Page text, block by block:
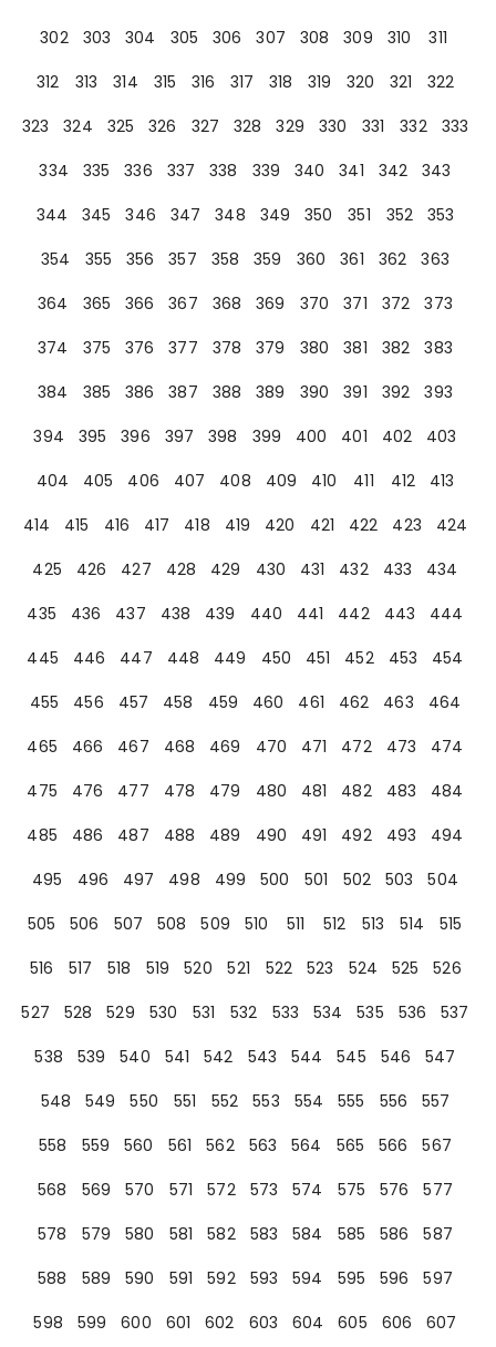
302
303 304 305 306 307 308 309 310
311
312
313 314 315 316 317 318 319 320 321
322
323
324 325 326 327 328 329 330 331 332
333
334
335 336 337 338 339 340 341 342
343
344
345 346 347 348 349 350 351 352
353
354
355 356 357 358 359 360 361 362
363
364
365 366 367 368 369 370 371 372
373
374
375 376 377 378 379 380 381 382
383
384
385 386 387 388 389 390 391 392
393
394
395 396 397 398 399 400 401 402
403
404
405 406 407 408 409 410 411 412
413
414
415 416 417 418 419 420 421 422 423
424
425
426 427 428 429 430 431 432 433
434
435
436 437 438 439 440 441 442 443
444
445
446 447 448 449 450 451 452 453
454
455
456 457 458 459 460 461 462 463
464
465
466 467 468 469 470 471 472 473
474
475
476 477 478 479 480 481 482 483
484
485
486 487 488 489 490 491 492 493
494
495
496 497 498 499 500 501 502 503
504
505
506 507 508 509 510 511 512 513 514
515
516
517 518 519 520 521 522 523 524 525
526
527
528 529 530 531 532 533 534 535 536
537
538
539 540 541 542 543 544 545 546
547
548
549 550 551 552 553 554 555 556
557
558
559 560 561 562 563 564 565 566
567
568
569 570 571 572 573 574 575 576
577
578
579 580 581 582 583 584 585 586
587
588
589 590 591 592 593 594 595 596
597
598
599 600 601 602 603 604 605 606
607